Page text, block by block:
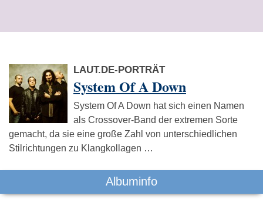
LAUT.DE-PORTRÄT
System Of A Down
System Of A Down hat sich einen Namen
als Crossover-Band der extremen Sorte
gemacht, da sie eine große Zahl von unterschiedlichen
Stilrichtungen zu Klangkollagen …
Albuminfo